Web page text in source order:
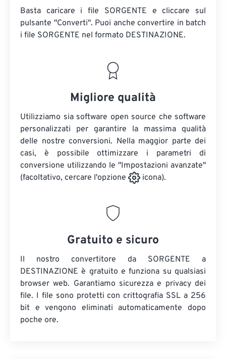
Basta caricare i file SORGENTE e cliccare sul
pulsante "Converti". Puoi anche convertire in batch
i file SORGENTE nel formato DESTINAZIONE.
Migliore qualità
Utilizziamo sia software open source che software
personalizzati per garantire la massima qualità
delle nostre conversioni. Nella maggior parte dei
casi, è possibile ottimizzare i parametri di
conversione utilizzando le "Impostazioni avanzate"
(facoltativo, cercare l'opzione
icona).
Gratuito e sicuro
Il nostro convertitore da SORGENTE a
DESTINAZIONE è gratuito e funziona su qualsiasi
browser web. Garantiamo sicurezza e privacy dei
file. I file sono protetti con crittografia SSL a 256
bit e vengono eliminati automaticamente dopo
poche ore.